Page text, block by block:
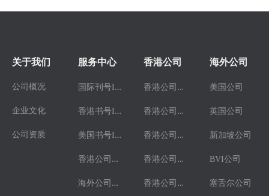
关于我们
公司概况
企业文化
公司资质
服务中心
国
际刊号ISSN
香
港书号ISBN
美
国书号ISBN
香
港公司业务
海
外公司业务
香港公司
香
港公司注册
香
港公司年审
香
港公司更名
香
港公司转股
香
港公司开户
海外公司
美国公司
英国公司
新加坡公司
BVI公司
塞舌尔公司